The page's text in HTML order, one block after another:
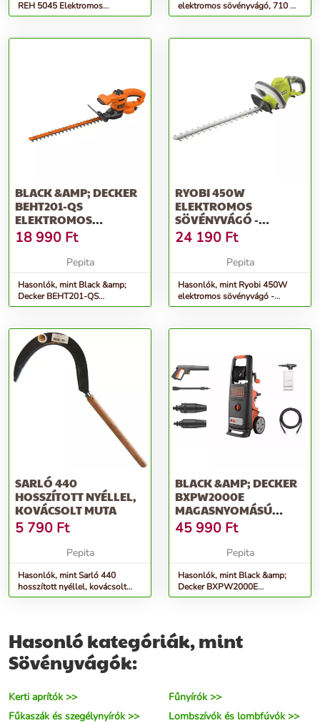
REH 5045 Elektromos
Sövényvágó 500W, Sárga
elektromos sövényvágó, 710 W,
forgatható fogantyú
BLACK &AMP; DECKER
BEHT201-QS
ELEKTROMOS
SÖVÉNYVÁGÓ, 45CM,
420W
18 990 Ft
Pepita
Hasonlók, mint Black &amp;
Decker BEHT201-QS
Elektromos sövényvágó, 45cm,
RYOBI 450W
ELEKTROMOS
SÖVÉNYVÁGÓ -
RHT4550
24 190 Ft
Pepita
Hasonlók, mint Ryobi 450W
elektromos sövényvágó -
RHT4550
SARLÓ 440
HOSSZÍTOTT NYÉLLEL,
KOVÁCSOLT MUTA
5 790 Ft
Pepita
Hasonlók, mint Sarló 440
hosszított nyéllel, kovácsolt
MUTA
BLACK &AMP; DECKER
BXPW2000E
MAGASNYOMÁSÚ
MOSÓ, 2000W, 140
BAR, 440 L/H
45 990 Ft
Pepita
Hasonlók, mint Black &amp;
Decker BXPW2000E
Magasnyomású mosó, 2000W,
Hasonló kategóriák, mint
Sövényvágók:
Kerti aprítók >>
Fűnyírók >>
Fűkaszák és szegélynyírók >>
Lombszívók és lombfúvók >>